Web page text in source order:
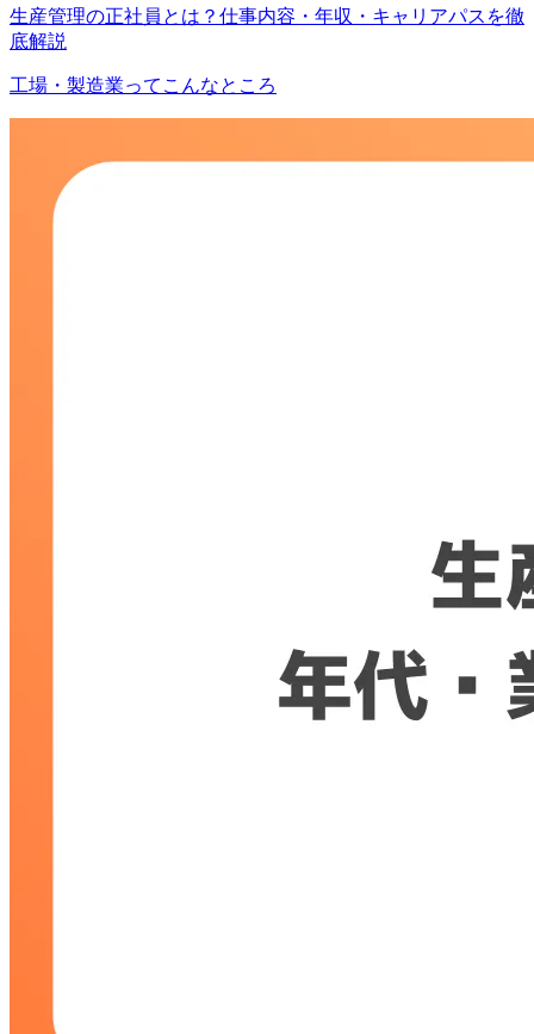
生産管理の正社員とは？仕事内容・年収・キャリアパスを徹
底解説
工場・製造業ってこんなところ